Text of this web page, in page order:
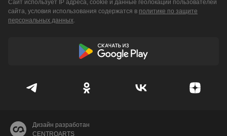
Сайт использует IP адреса, cookie и данные геолокации пользователей
сайта, условия использования содержатся в политике по защите
персональных данных.
Дизайн разработан
CENTROARTS